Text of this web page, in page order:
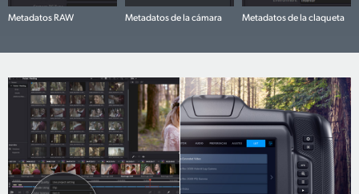
Metadatos RAW Metadatos de la cámara Metadatos de la claqueta